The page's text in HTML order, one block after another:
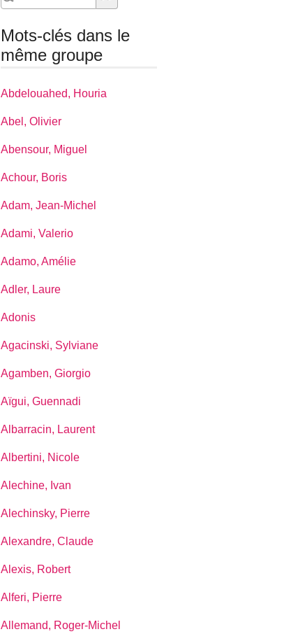
Mots-clés dans le
même groupe
Abdelouahed, Houria
Abel, Olivier
Abensour, Miguel
Achour, Boris
Adam, Jean-Michel
Adami, Valerio
Adamo, Amélie
Adler, Laure
Adonis
Agacinski, Sylviane
Agamben, Giorgio
Aïgui, Guennadi
Albarracin, Laurent
Albertini, Nicole
Alechine, Ivan
Alechinsky, Pierre
Alexandre, Claude
Alexis, Robert
Alferi, Pierre
Allemand, Roger-Michel